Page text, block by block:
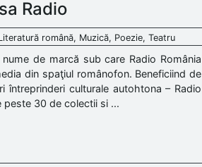
Radio
română, Muzică, Poezie, Teatru
de marcă sub care Radio România
din spaţiul românofon. Beneficiind de
întreprinderi culturale autohtona – Radio
peste 30 de colectii si ...